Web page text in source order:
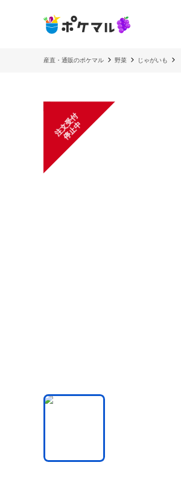
産直・通販のポケマル 野菜 じゃがいも
注
文
受
付
停
止
中